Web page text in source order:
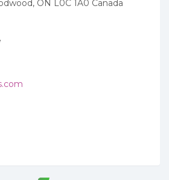
ON L0C 1A0 Canada